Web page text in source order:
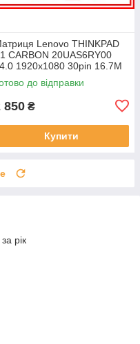
Lenovo THINKPAD
CARBON 20UAS6RY00
1920x1080 30pin 16.7M
NTSC 300 cd/m² для
до відправки
850 ₴
Купити
рік